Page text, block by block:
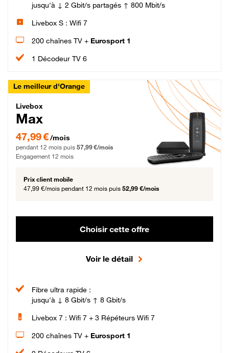
jusqu'à ↓ 2 Gbit/s partagés ↑ 800 Mbit/s
Livebox S : Wifi 7
200 chaînes TV + Eurosport 1
1 Décodeur TV 6
Le meilleur d'Orange
Livebox Max Fibre
Livebox
Max
47,99 € par mois pendant 12 mois puis 57,99 € par mois, Engagement 12 mois
47,99 €/mois
pendant 12 mois puis 57,99 €/mois
Engagement 12 mois
Prix client mobile
47,99 €/mois pendant 12 mois puis 52,99 €/mois
Choisir cette offre
Voir le détail
Fibre ultra rapide :
jusqu'à ↓ 8 Gbit/s ↑ 8 Gbit/s
Livebox 7 : Wifi 7 + 3 Répéteurs Wifi 7
200 chaînes TV + Eurosport 1